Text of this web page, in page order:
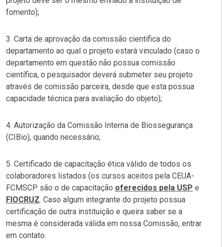
fomento);
3. Carta de aprovação da comissão científica do
departamento ao qual o projeto estará vinculado (caso o
departamento em questão não possua comissão
científica, o pesquisador deverá submeter seu projeto
através de comissão parceira, desde que esta possua
capacidade técnica para avaliação do objeto);
4. Autorização da Comissão Interna de Biossegurança
(CIBio), quando necessário;
5. Certificado de capacitação ética válido de todos os
colaboradores listados (os cursos aceitos pela CEUA-
FCMSCP são o de capacitação oferecidos pela USP e
FIOCRUZ. Caso algum integrante do projeto possua
certificação de outra instituição e queira saber se a
mesma é considerada válida em nossa Comissão, entrar
em contato.